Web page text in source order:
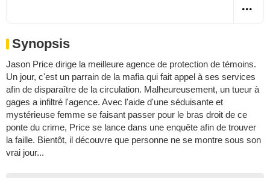
Synopsis
Jason Price dirige la meilleure agence de protection de témoins.
Un jour, c'est un parrain de la mafia qui fait appel à ses services
afin de disparaître de la circulation. Malheureusement, un tueur à
gages a infiltré l'agence. Avec l'aide d'une séduisante et
mystérieuse femme se faisant passer pour le bras droit de ce
ponte du crime, Price se lance dans une enquête afin de trouver
la faille. Bientôt, il découvre que personne ne se montre sous son
vrai jour...